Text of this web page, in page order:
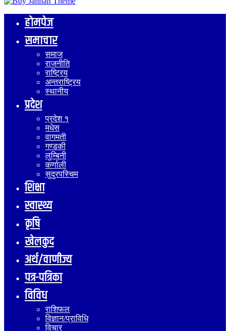
होमपेज
समाचार
समाज
राजनीति
राष्ट्रिय
अन्तराष्ट्रिय
स्थानीय
प्रदेश
प्रदेश १
मधेस
वागमती
गण्डकी
लुम्बिनी
कर्णाली
सुदुरपस्चिम
शिक्षा
स्वास्थ्य
कृषि
खेलकुद
अर्थ/वाणीज्य
पत्र-पत्रिका
विविध
राशिफल
विज्ञान/प्राविधि
विचार